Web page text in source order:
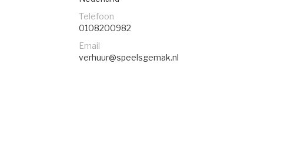
Telefoon
0108200982
Email
verhuur@speelsgemak.nl